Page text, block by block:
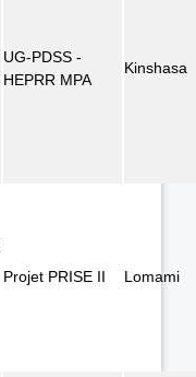
UG-PDSS -
HEPRR MPA
Kinshasa
Projet PRISE II Lomami